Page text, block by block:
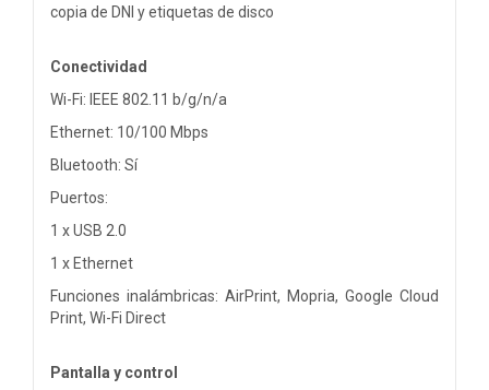
copia de DNI y etiquetas de disco
Conectividad
Wi-Fi: IEEE 802.11 b/g/n/a
Ethernet: 10/100 Mbps
Bluetooth: Sí
Puertos:
1 x USB 2.0
1 x Ethernet
Funciones inalámbricas: AirPrint, Mopria, Google Cloud
Print, Wi-Fi Direct
Pantalla y control